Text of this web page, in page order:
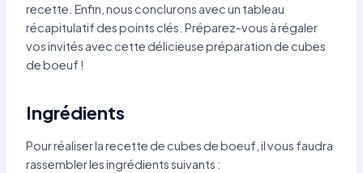
recette. Enfin, nous conclurons avec un tableau
récapitulatif des points clés. Préparez-vous à régaler
vos invités avec cette délicieuse préparation de cubes
de boeuf !
Ingrédients
Pour réaliser la recette de cubes de boeuf, il vous faudra
rassembler les ingrédients suivants :